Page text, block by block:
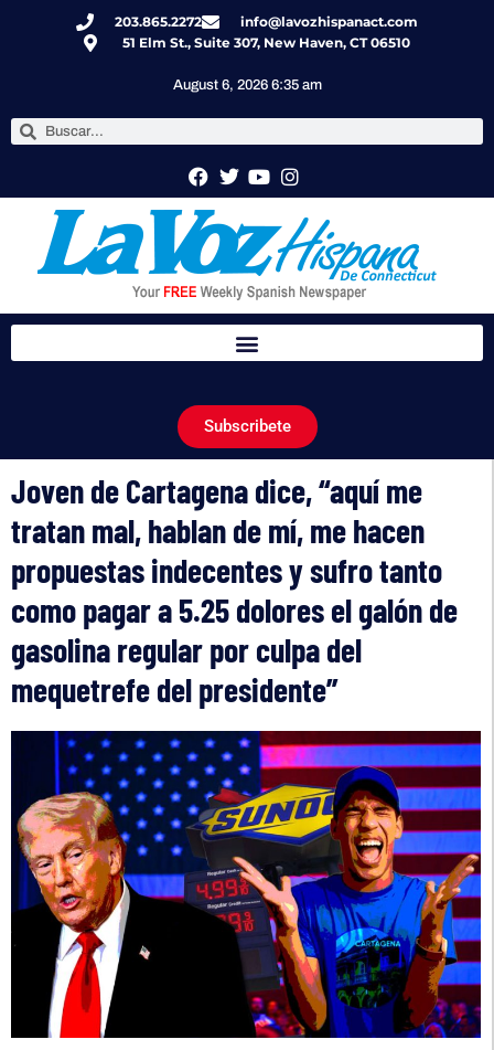
203.865.2272
info@lavozhispanact.com
51 Elm St., Suite 307, New Haven, CT 06510
August 6, 2026 6:35 am
Subscribete
Joven de Cartagena dice, “aquí me
tratan mal, hablan de mí, me hacen
propuestas indecentes y sufro tanto
como pagar a 5.25 dolores el galón de
gasolina regular por culpa del
mequetrefe del presidente”